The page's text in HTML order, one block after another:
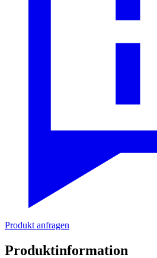
Produkt anfragen
Produktinformation